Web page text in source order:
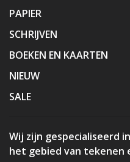
PAPIER
SCHRIJVEN
BOEKEN EN KAARTEN
NIEUW
SALE
Wij zijn gespecialiseerd
het gebied van tekenen